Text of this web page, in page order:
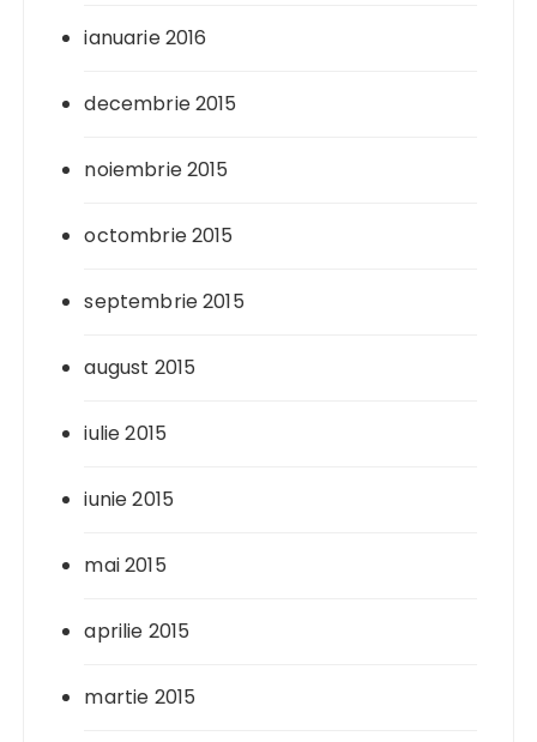
ianuarie 2016
decembrie 2015
noiembrie 2015
octombrie 2015
septembrie 2015
august 2015
iulie 2015
iunie 2015
mai 2015
aprilie 2015
martie 2015